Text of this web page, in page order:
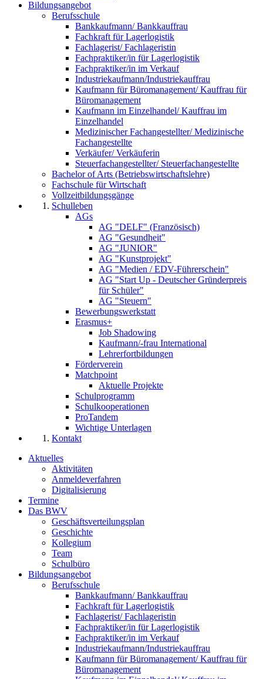
Bildungsangebot
Berufsschule
Bankkaufmann/ Bankkauffrau
Fachkraft für Lagerlogistik
Fachlagerist/ Fachlageristin
Fachpraktiker/in für Lagerlogistik
Fachpraktiker/in im Verkauf
Industriekaufmann/Industriekauffrau
Kaufmann für Büromanagement/ Kauffrau für
Büromanagement
Kaufmann im Einzelhandel/ Kauffrau im
Einzelhandel
Medizinischer Fachangestellter/ Medizinische
Fachangestellte
Verkäufer/ Verkäuferin
Steuerfachangestellter/ Steuerfachangestellte
Bachelor of Arts (Betriebswirtschaftslehre)
Fachschule für Wirtschaft
Vollzeitbildungsgänge
Schulleben
AGs
AG "DELF" (Französisch)
AG "Gesundheit"
AG "JUNIOR"
AG "Kunstprojekt"
AG "Medien / EDV-Führerschein"
AG "Start Up - Deutscher Gründerpreis
für Schüler"
AG "Steuern"
Bewerbungswerkstatt
Erasmus+
Job Shadowing
Kaufmann/-frau International
Lehrerfortbildungen
Förderverein
Matchpoint
Aktuelle Projekte
Schulprogramm
Schulkooperationen
ProTandem
Wichtige Unterlagen
Kontakt
Aktuelles
Aktivitäten
Anmeldeverfahren
Digitalisierung
Termine
Das BWV
Geschäftsverteilungsplan
Geschichte
Kollegium
Team
Schulbüro
Bildungsangebot
Berufsschule
Bankkaufmann/ Bankkauffrau
Fachkraft für Lagerlogistik
Fachlagerist/ Fachlageristin
Fachpraktiker/in für Lagerlogistik
Fachpraktiker/in im Verkauf
Industriekaufmann/Industriekauffrau
Kaufmann für Büromanagement/ Kauffrau für
Büromanagement